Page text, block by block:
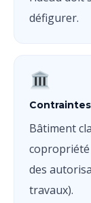
défigurer.
Bâtiment
des
travaux).